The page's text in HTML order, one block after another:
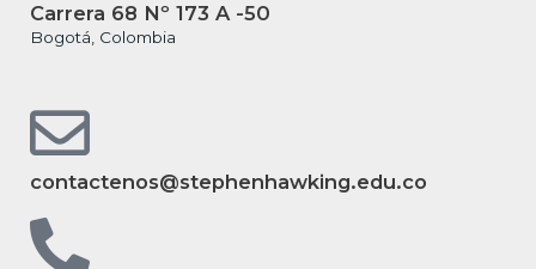
Carrera 68 Nº 173 A -50
Bogotá, Colombia
contactenos@stephenhawking.edu.co